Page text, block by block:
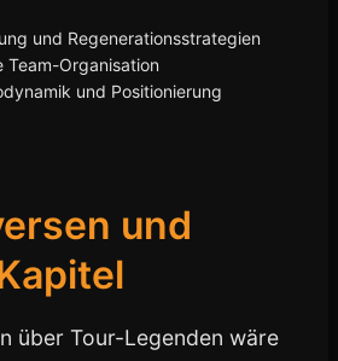
und Regenerationsstrategien
Team-Organisation
und Positionierung
und
über Tour-Legenden wäre